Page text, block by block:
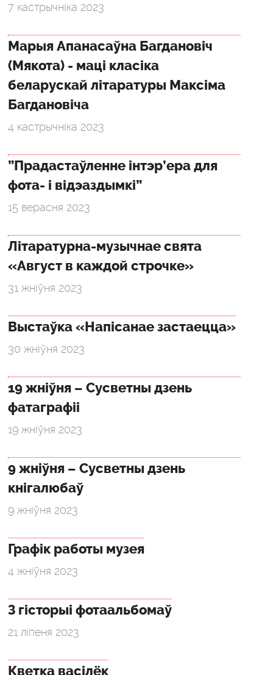
7 кастрычніка 2023
Марыя Апанасаўна Багдановіч
(Мякота) - маці класіка
беларускай літаратуры Максіма
Багдановіча
4 кастрычніка 2023
”Прадастаўленне інтэр’ера для
фота- і відэаздымкі”
15 верасня 2023
Літаратурна-музычнае свята
«Август в каждой строчке»
31 жніўня 2023
Выстаўка «Напісанае застаецца»
30 жніўня 2023
19 жніўня – Сусветны дзень
фатаграфіі
19 жніўня 2023
9 жніўня – Сусветны дзень
кнігалюбаў
9 жніўня 2023
Графік работы музея
4 жніўня 2023
З гісторыі фотаальбомаў
21 ліпеня 2023
Кветка васілёк